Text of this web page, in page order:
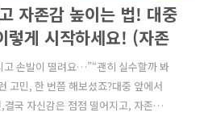
자존감 높이는 법! 대중
렇게 시작하세요! (자존
수업, 자존감 향상, 자
고 손발이 떨려요…”“괜히 실수할까 봐
고민, 한 번쯤 해보셨죠?대중 앞에서
국 자신감은 점점 떨어지고, 자존감도